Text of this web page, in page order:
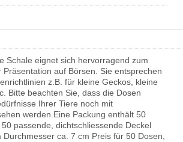
Schale eignet sich hervorragend zum
auf Börsen. Sie entsprechen
z.B. für kleine Geckos, kleine
Bitte beachten Sie, dass die Dosen
Ihrer Tiere noch mit
werden.Eine Packung enthält 50
passende, dichtschliessende Deckel
ca. 7 cm Preis für 50 Dosen,